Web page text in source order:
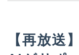
【再放送